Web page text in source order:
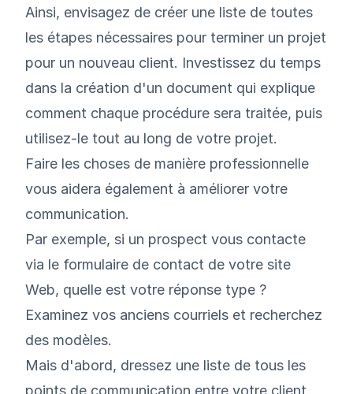
Ainsi, envisagez de créer une liste de toutes
les étapes nécessaires pour terminer un projet
pour un nouveau client. Investissez du temps
dans la création d'un document qui explique
comment chaque procédure sera traitée, puis
utilisez-le tout au long de votre projet.
Faire les choses de manière professionnelle
vous aidera également à améliorer votre
communication.
Par exemple, si un prospect vous contacte
via le formulaire de contact de votre site
Web, quelle est votre réponse type ?
Examinez vos anciens courriels et recherchez
des modèles.
Mais d'abord, dressez une liste de tous les
points de communication entre votre client